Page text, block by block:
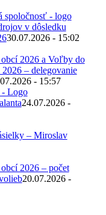
v dôsledku
30.07.2026 - 15:02
2026 a Voľby do
– delegovanie
- 15:57
24.07.2026 -
– Miroslav
2026 – počet
20.07.2026 -